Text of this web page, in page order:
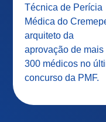
Técnica de Perícia
Médica do
arquiteto da
aprovação de mais
300 médicos no
concurso da PMF.